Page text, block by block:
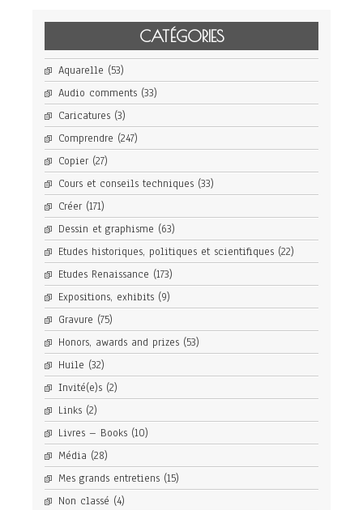
CATÉGORIES
Aquarelle (53)
Audio comments (33)
Caricatures (3)
Comprendre (247)
Copier (27)
Cours et conseils techniques (33)
Créer (171)
Dessin et graphisme (63)
Etudes historiques, politiques et scientifiques (22)
Etudes Renaissance (173)
Expositions, exhibits (9)
Gravure (75)
Honors, awards and prizes (53)
Huile (32)
Invité(e)s (2)
Links (2)
Livres – Books (10)
Média (28)
Mes grands entretiens (15)
Non classé (4)